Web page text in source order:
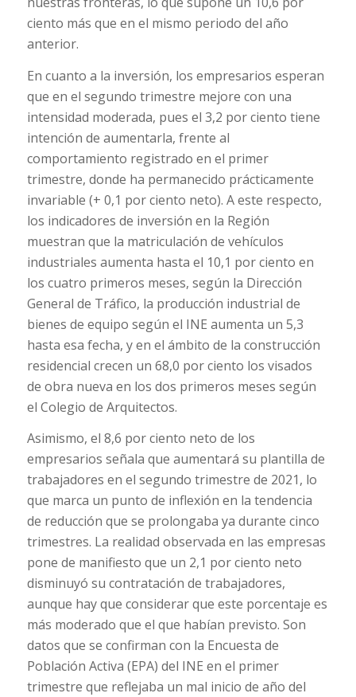
ciento más que en el mismo periodo del año
anterior.
En cuanto a la inversión, los empresarios esperan
que en el segundo trimestre mejore con una
intensidad moderada, pues el 3,2 por ciento tiene
intención de aumentarla, frente al
comportamiento registrado en el primer
trimestre, donde ha permanecido prácticamente
invariable (+ 0,1 por ciento neto). A este respecto,
los indicadores de inversión en la Región
muestran que la matriculación de vehículos
industriales aumenta hasta el 10,1 por ciento en
los cuatro primeros meses, según la Dirección
General de Tráfico, la producción industrial de
bienes de equipo según el INE aumenta un 5,3
hasta esa fecha, y en el ámbito de la construcción
residencial crecen un 68,0 por ciento los visados
de obra nueva en los dos primeros meses según
el Colegio de Arquitectos.
Asimismo, el 8,6 por ciento neto de los
empresarios señala que aumentará su plantilla de
trabajadores en el segundo trimestre de 2021, lo
que marca un punto de inflexión en la tendencia
de reducción que se prolongaba ya durante cinco
trimestres. La realidad observada en las empresas
pone de manifiesto que un 2,1 por ciento neto
disminuyó su contratación de trabajadores,
aunque hay que considerar que este porcentaje es
más moderado que el que habían previsto. Son
datos que se confirman con la Encuesta de
Población Activa (EPA) del INE en el primer
trimestre que reflejaba un mal inicio de año del